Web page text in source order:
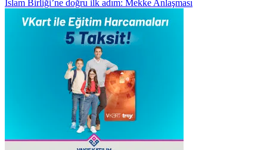
İslam Birliği’ne doğru ilk adım: Mekke Anlaşması